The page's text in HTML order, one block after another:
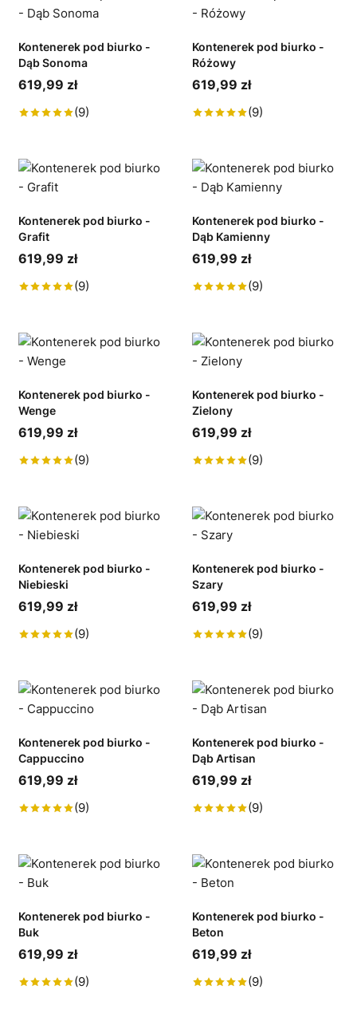
Kontenerek pod biurko -
Dąb Sonoma
619,99 zł
(9)
Kontenerek pod biurko -
Różowy
619,99 zł
(9)
Kontenerek pod biurko -
Grafit
619,99 zł
(9)
Kontenerek pod biurko -
Dąb Kamienny
619,99 zł
(9)
Kontenerek pod biurko -
Wenge
619,99 zł
(9)
Kontenerek pod biurko -
Zielony
619,99 zł
(9)
Kontenerek pod biurko -
Niebieski
619,99 zł
(9)
Kontenerek pod biurko -
Szary
619,99 zł
(9)
Kontenerek pod biurko -
Cappuccino
619,99 zł
(9)
Kontenerek pod biurko -
Dąb Artisan
619,99 zł
(9)
Kontenerek pod biurko -
Buk
619,99 zł
(9)
Kontenerek pod biurko -
Beton
619,99 zł
(9)